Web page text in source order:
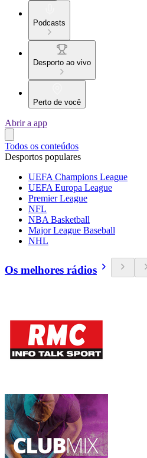
Podcasts
Desporto ao vivo
Perto de você
Abrir a app
Todos os conteúdos
Desportos populares
UEFA Champions League
UEFA Europa League
Premier League
NFL
NBA Basketball
Major League Baseball
NHL
Os melhores rádios